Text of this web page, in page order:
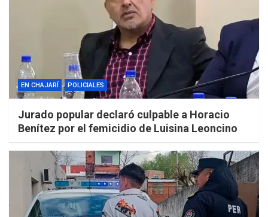
EN CHAJARÍ POLICIALES
Jurado popular declaró culpable a Horacio
Benítez por el femicidio de Luisina Leoncino